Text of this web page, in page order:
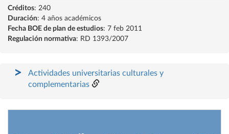
Créditos: 240
Duración: 4 años académicos
Fecha BOE de plan de estudios: 7 feb 2011
Regulación normativa: RD 1393/2007
Actividades universitarias culturales y
complementarias